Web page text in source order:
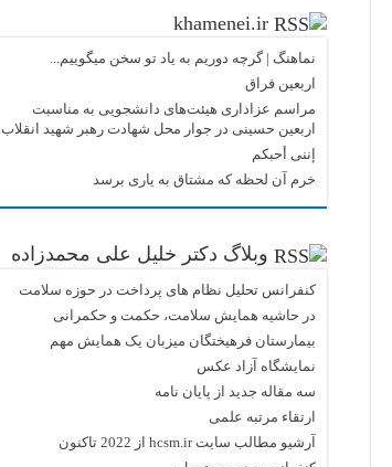
khamenei.ir
نماهنگ |‌ گرچه دوریم به یاد تو سخن میگوییم...
اربعین فراق
مراسم عزاداری هیئت‌های دانشجویی به مناسبت
اربعین حسینی در جوار محل شهادت رهبر شهید انقلاب
إننی أحبکم
خرم آن لحظه که مشتاق به یاری برسد
وبلاگ دکتر خلیل علی محمدزاده
کنفرانس تحلیل نظام های پرداخت در حوزه سلامت
در حاشیه همایش سلامت، حکمت و حکمرانی
بیمارستان فرهیختگان میزبان یک همایش مهم
نمایشگاه آزاد عکس
سه مقاله جدید از پایان نامه
ارتقاء مرتبه علمی
آرشیو مطالب سایت hcsm.ir از 2022 تاکنون